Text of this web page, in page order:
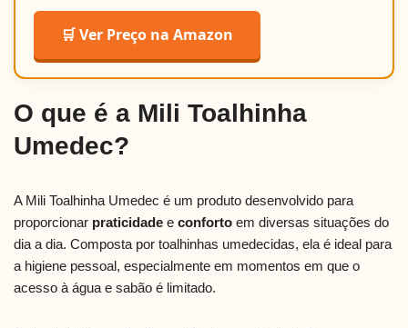
🛒 Ver Preço na Amazon
O que é a Mili Toalhinha
Umedec?
A Mili Toalhinha Umedec é um produto desenvolvido para
proporcionar praticidade e conforto em diversas situações do
dia a dia. Composta por toalhinhas umedecidas, ela é ideal para
a higiene pessoal, especialmente em momentos em que o
acesso à água e sabão é limitado.